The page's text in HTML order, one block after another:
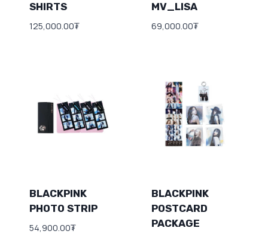
SHIRTS
125,000.00₮
MV_LISA
69,000.00₮
BLACKPINK
PHOTO STRIP
54,900.00₮
BLACKPINK
POSTCARD
PACKAGE